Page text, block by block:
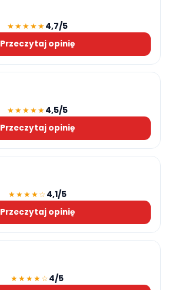
★★★★★4,7/5
Przeczytaj opinię
★★★★★4,5/5
Przeczytaj opinię
★★★★☆4,1/5
Przeczytaj opinię
★★★★☆4/5